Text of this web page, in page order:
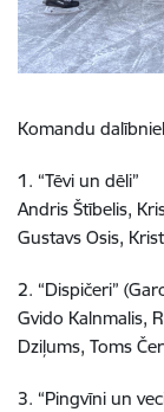
Komandu
1. “Tēvi un dēli”
Andris Štībelis,
Gustavs Osis,
2. “Dispičeri”
Gvido Kalnmalis,
Dziļums, Toms
3. “Pingvīni un